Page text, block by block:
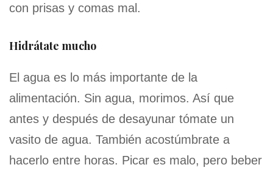
con prisas y comas mal.
Hidrátate mucho
El agua es lo más importante de la
alimentación. Sin agua, morimos. Así que
antes y después de desayunar tómate un
vasito de agua. También acostúmbrate a
hacerlo entre horas. Picar es malo, pero beber